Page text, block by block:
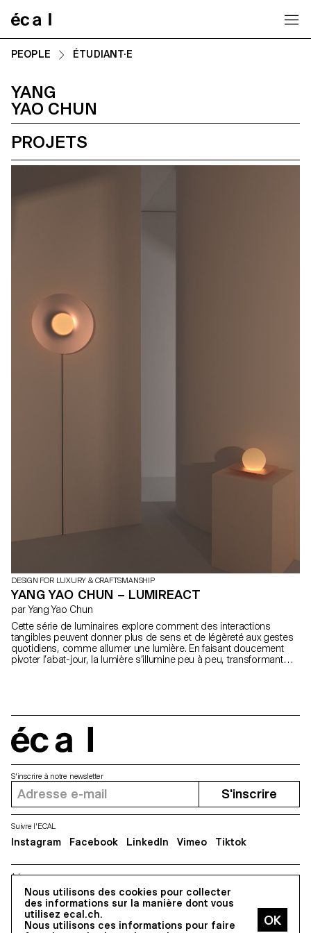
PEOPLE ÉTUDIANT·E
YANG
YAO CHUN
PROJETS
DESIGN FOR LUXURY & CRAFTSMANSHIP
YANG YAO CHUN – LUMIREACT
par Yang Yao Chun
Cette série de luminaires explore comment des interactions
tangibles peuvent donner plus de sens et de légèreté aux gestes
quotidiens, comme allumer une lumière. En faisant doucement
pivoter l’abat-jour, la lumière s’illumine peu à peu, transformant
moment apaisant pour se détendre. La lampe murale, quant à
elle, s’active par une simple présence, diffusant une lueur
chaleureuse et faisant de cette transition un instant attentif.
Nous utilisons des cookies pour collecter
des informations sur la manière dont vous
utilisez ecal.ch.
Nous utilisons ces informations pour faire
Adresse
5, avenue du Temple, CH-1020 Renens
S'inscrire à notre newsletter
S'inscrire
Suivre l'ECAL
Instagram Facebook LinkedIn Vimeo Tiktok
Tous droits réservés @2026